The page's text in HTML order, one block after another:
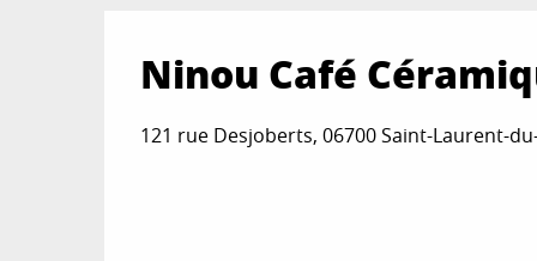
Ninou Café
121 rue Desjoberts, 06700 Saint-Laurent-